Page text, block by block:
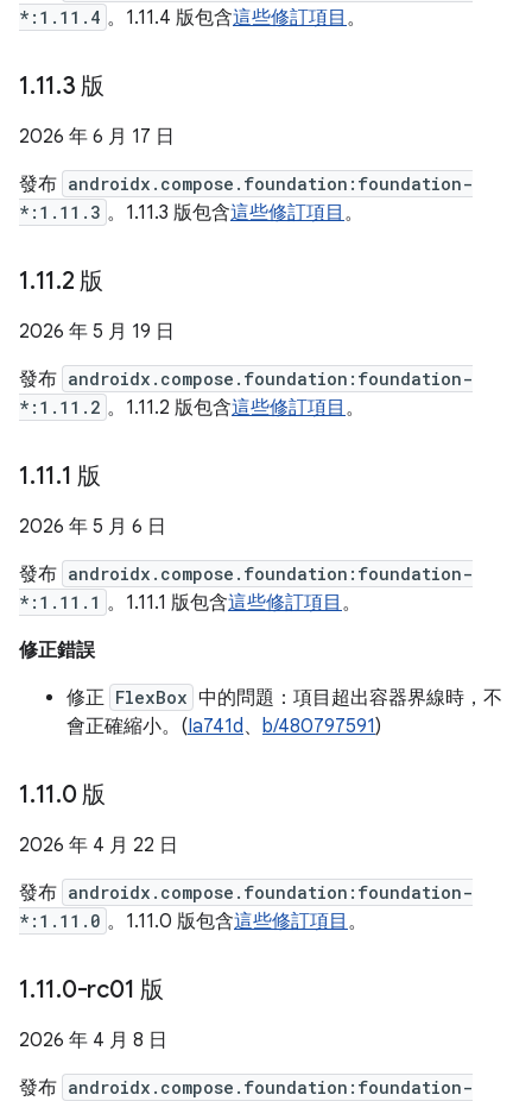
*:1.11.4 。1.11.4 版包含這些修訂項目 。
1.11.3 版
2026 年 6 月 17 日
發布 androidx.compose.foundation:foundation-
*:1.11.3 。1.11.3 版包含這些修訂項目 。
1.11.2 版
2026 年 5 月 19 日
發布 androidx.compose.foundation:foundation-
*:1.11.2 。1.11.2 版包含這些修訂項目 。
1.11.1 版
2026 年 5 月 6 日
發布 androidx.compose.foundation:foundation-
*:1.11.1 。1.11.1 版包含這些修訂項目 。
修正錯誤
修正 FlexBox 中的問題：項目超出容器界線時，不
會正確縮小。(Ia741d、 b/480797591)
1.11.0 版
2026 年 4 月 22 日
發布 androidx.compose.foundation:foundation-
*:1.11.0 。1.11.0 版包含這些修訂項目 。
1.11.0-rc01 版
2026 年 4 月 8 日
發布 androidx.compose.foundation:foundation-